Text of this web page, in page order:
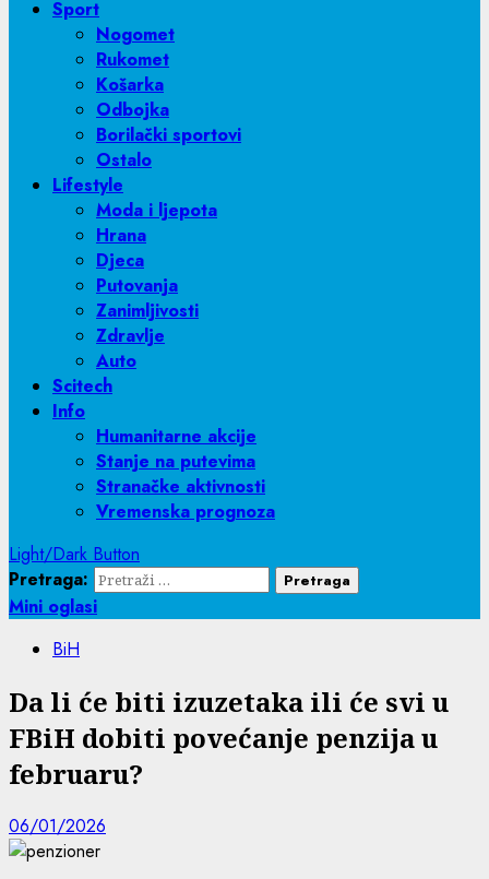
Sport
Nogomet
Rukomet
Košarka
Odbojka
Borilački sportovi
Ostalo
Lifestyle
Moda i ljepota
Hrana
Djeca
Putovanja
Zanimljivosti
Zdravlje
Auto
Scitech
Info
Humanitarne akcije
Stanje na putevima
Stranačke aktivnosti
Vremenska prognoza
Light/Dark Button
Pretraga:
Mini oglasi
BiH
Da li će biti izuzetaka ili će svi u
FBiH dobiti povećanje penzija u
februaru?
06/01/2026